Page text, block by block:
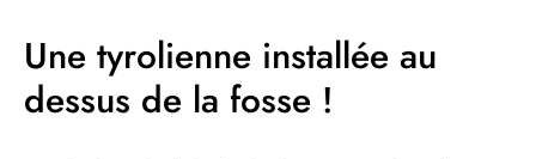
Une tyrolienne installée au
dessus de la fosse !